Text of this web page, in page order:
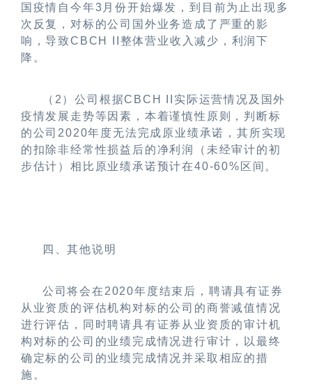
国疫情自今年3 月份开始爆发，到目前为止出现多
次反复，对标的公司国外业务造成了严重的影
响，导致CBCH II 整体营业收入减少，利润下
降。
（ 2 ）公司根据CBCH II 实际运营情况及国外
疫情发展走势等因素，本着谨慎性原则，判断标
的公司 2020年度无法完成原业绩承诺，其所实现
的扣除非经常性损益后的净利润（未经审计的初
步估计）相比原业绩承诺预计在40-60% 区间。
四、其他说明
公司将会在 2020年度结束后，聘请具有证券
从业资质的评估机构对标的公司的商誉减值情况
进行评估，同时聘请具有证券从业资质的审计机
构对标的公司的业绩完成情况进行审计，以最终
确定标的公司的业绩完成情况并采取相应的措
施。